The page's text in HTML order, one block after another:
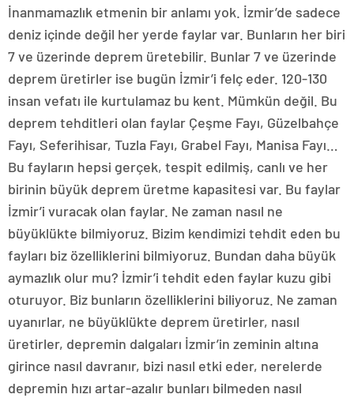
İnanmamazlık etmenin bir anlamı yok. İzmir’de sadece
deniz içinde değil her yerde faylar var. Bunların her biri
7 ve üzerinde deprem üretebilir. Bunlar 7 ve üzerinde
deprem üretirler ise bugün İzmir’i felç eder. 120-130
insan vefatı ile kurtulamaz bu kent. Mümkün değil. Bu
deprem tehditleri olan faylar Çeşme Fayı, Güzelbahçe
Fayı, Seferihisar, Tuzla Fayı, Grabel Fayı, Manisa Fayı…
Bu fayların hepsi gerçek, tespit edilmiş, canlı ve her
birinin büyük deprem üretme kapasitesi var. Bu faylar
İzmir’i vuracak olan faylar. Ne zaman nasıl ne
büyüklükte bilmiyoruz. Bizim kendimizi tehdit eden bu
fayları biz özelliklerini bilmiyoruz. Bundan daha büyük
aymazlık olur mu? İzmir’i tehdit eden faylar kuzu gibi
oturuyor. Biz bunların özelliklerini biliyoruz. Ne zaman
uyanırlar, ne büyüklükte deprem üretirler, nasıl
üretirler, depremin dalgaları İzmir’in zeminin altına
girince nasıl davranır, bizi nasıl etki eder, nerelerde
depremin hızı artar-azalır bunları bilmeden nasıl